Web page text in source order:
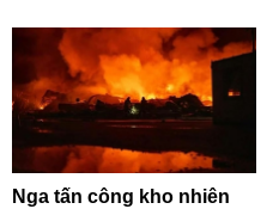
Nga tấn công kho nhiên